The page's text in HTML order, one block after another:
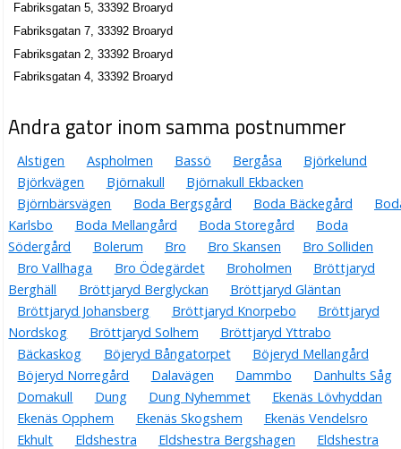
Fabriksgatan 5, 33392 Broaryd
Fabriksgatan 7, 33392 Broaryd
Fabriksgatan 2, 33392 Broaryd
Fabriksgatan 4, 33392 Broaryd
Andra gator inom samma postnummer
Alstigen Aspholmen Bassö Bergåsa
Björkelund
Björkvägen
Björnakull
Björnakull Ekbacken
Björnbärsvägen
Boda Bergsgård Boda Bäckegård
Karlsbo
Boda Mellangård Boda Storegård
Boda
Södergård
Bolerum Bro Bro Skansen
Bro Solliden
Bro Vallhaga
Bro Ödegärdet Broholmen
Bröttjaryd
Berghäll
Bröttjaryd Berglyckan
Bröttjaryd Gläntan
Bröttjaryd Johansberg
Bröttjaryd Knorpebo
Bröttjaryd
Nordskog
Bröttjaryd Solhem
Bröttjaryd Yttrabo
Bäckaskog
Böjeryd Bångatorpet
Böjeryd Mellangård
Böjeryd Norregård
Dalavägen Dammbo
Danhults Såg
Domakull
Dung Dung Nyhemmet
Ekenäs Lövhyddan
Ekenäs Opphem
Ekenäs Skogshem
Ekenäs Vendelsro
Ekhult
Eldshestra Eldshestra Bergshagen
Eldshestra